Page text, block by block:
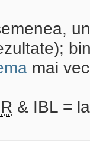
mai
& IBL =